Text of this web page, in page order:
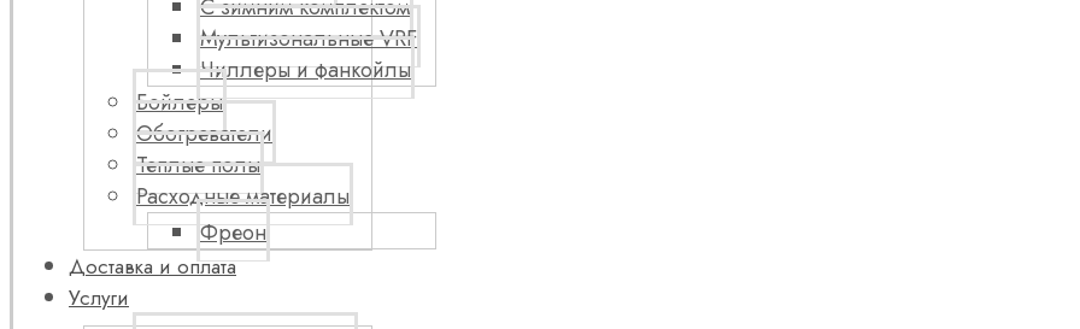
С зимним комплектом
Мультизональные VRF
Чиллеры и фанкойлы
Бойлеры
Обогреватели
Теплые полы
Расходные материалы
Фреон
Доставка и оплата
Услуги